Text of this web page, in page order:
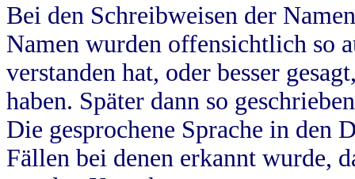
Bei den Schreibweisen der
Namen wurden offensichtlich so
verstanden hat, oder besser
haben. Später dann so
Die gesprochene Sprache in
Fällen bei denen erkannt wurde,